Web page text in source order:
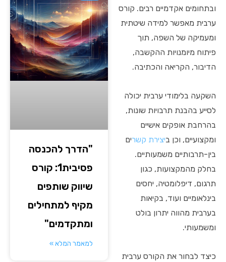
ובתחומים אקדמיים רבים. קורס
ערבית מאפשר למידה שיטתית
ומעמיקה של השפה, תוך
פיתוח מיומנויות ההקשבה,
הדיבור, הקריאה והכתיבה.
השקעה בלימודי ערבית יכולה
לסייע בהבנת תרבויות שונות,
בהרחבת אופקים אישיים
ומקצועיים, וכן ביצירת קשרים
בין-תרבותיים משמעותיים.
בחלק מהמקצועות, כגון
תרגום, דיפלומטיה, יחסים
בינלאומיים ועוד, בקיאות
בערבית מהווה יתרון בולט
ומשמעותי.
כיצד לבחור את הקורס ערבית
"הדרך להכנסה
פסיבית1: קורס
שיווק שותפים
מקיף למתחילים
ומתקדמים"
למאמר המלא »